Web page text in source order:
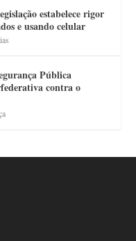
estabelece rigor
e usando celular
Pública
contra o